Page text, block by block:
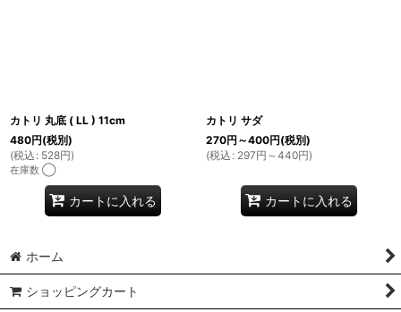
カトリ 丸底 ( LL ) 11cm
480円(税別)
(税込 : 528円)
在庫数 ◯
カートに入れる
カトリ サダ
270円 ～400円(税別)
(税込 : 297円 ～440円)
カートに入れる
ホーム
ショッピングカート